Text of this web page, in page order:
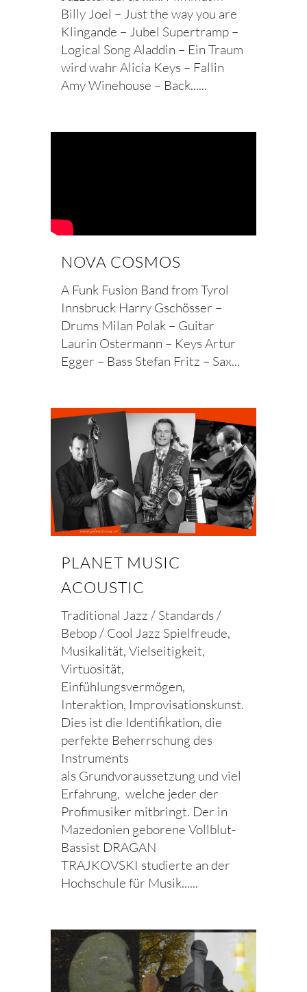
Billy Joel – Just the way you are
Klingande – Jubel Supertramp –
Logical Song Aladdin – Ein Traum
wird wahr Alicia Keys – Fallin
Amy Winehouse – Back......
NOVA COSMOS
A Funk Fusion Band from Tyrol
Innsbruck Harry Gschösser –
Drums Milan Polak – Guitar
Laurin Ostermann – Keys Artur
Egger – Bass Stefan Fritz – Sax...
PLANET MUSIC
ACOUSTIC
Traditional Jazz / Standards /
Bebop / Cool Jazz Spielfreude,
Musikalität, Vielseitigkeit,
Virtuosität,
Einfühlungsvermögen,
Interaktion, Improvisationskunst.
Dies ist die Identifikation, die
perfekte Beherrschung des
Instruments
als Grundvoraussetzung und viel
Erfahrung, welche jeder der
Profimusiker mitbringt. Der in
Mazedonien geborene Vollblut-
Bassist DRAGAN
TRAJKOVSKI studierte an der
Hochschule für Musik......